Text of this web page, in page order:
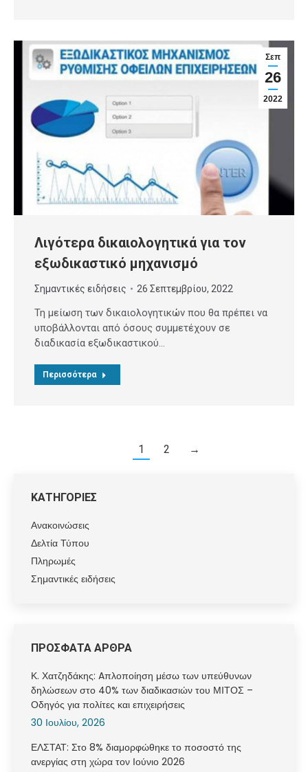
Σεπ
26
2022
Λιγότερα δικαιολογητικά για τον
εξωδικαστικό μηχανισμό
Σημαντικές ειδήσεις 26 Σεπτεμβρίου, 2022
Τη μείωση των δικαιολογητικών που θα πρέπει να
υποβάλλονται από όσους συμμετέχουν σε
διαδικασία εξωδικαστικού…
Περισσότερα
1 2 →
ΚΑΤΗΓΟΡΙΕΣ
Ανακοινώσεις
Δελτία Τύπου
Πληρωμές
Σημαντικές ειδήσεις
ΠΡΟΣΦΑΤΑ ΑΡΘΡΑ
Κ. Χατζηδάκης: Aπλοποίηση μέσω των υπεύθυνων
δηλώσεων στο 40% των διαδικασιών του ΜΙΤΟΣ –
Οδηγός για πολίτες και επιχειρήσεις
30 Ιουλίου, 2026
ΕΛΣΤΑΤ: Στο 8% διαμορφώθηκε το ποσοστό της
ανεργίας στη χώρα τον Ιούνιο 2026